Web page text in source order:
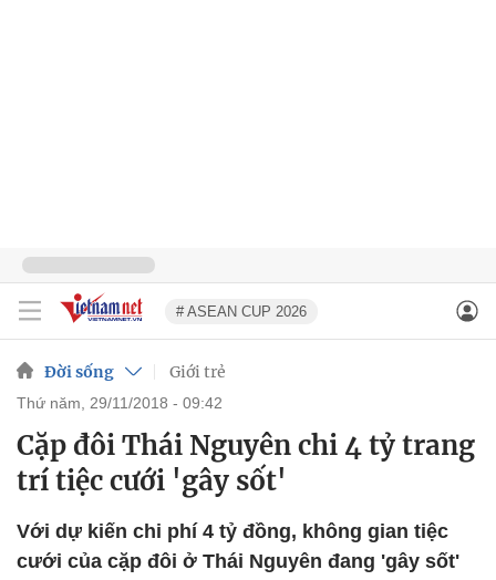
# ASEAN CUP 2026
Đời sống Giới trẻ
thứ năm, 29/11/2018 - 09:42
Cặp đôi Thái Nguyên chi 4 tỷ trang
trí tiệc cưới 'gây sốt'
Với dự kiến chi phí 4 tỷ đồng, không gian tiệc
cưới của cặp đôi ở Thái Nguyên đang 'gây sốt'